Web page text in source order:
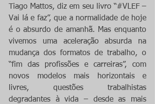
Tiago Mattos, diz em seu livro “#VLEF –
Vai lá e faz”, que a normalidade de hoje
é o absurdo de amanhã. Mas enquanto
vivemos uma aceleração absurda na
mudança dos formatos de trabalho, o
“fim das profissões e carreiras”, com
novos modelos mais horizontais e
livres, questões trabalhistas
degradantes à vida – desde as mais